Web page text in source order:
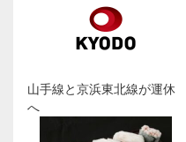
山手線と京浜東北線が運休
へ